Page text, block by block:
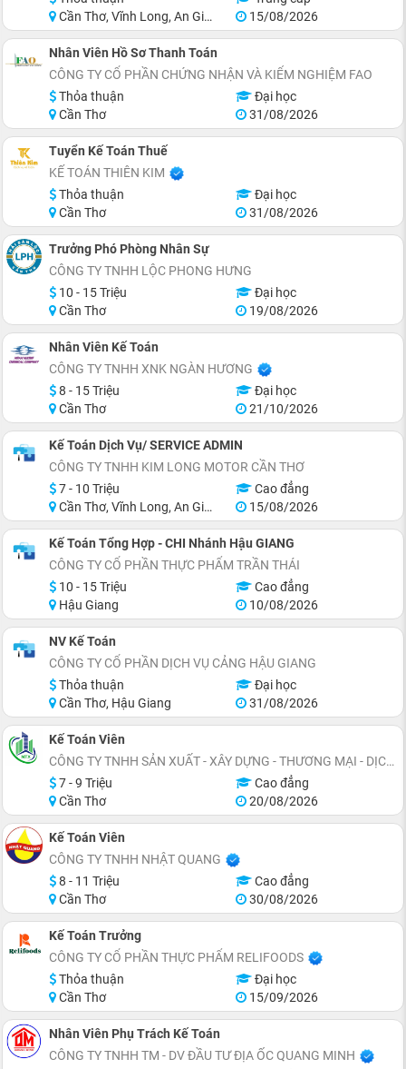
Cần Thơ, Vĩnh Long, An Giang, Kiên Giang, Đồng Tháp, Hậu Giang
15/08/2026
Nhân Viên Hồ Sơ Thanh Toán
CÔNG TY CỔ PHẦN CHỨNG NHẬN VÀ KIỂM NGHIỆM FAO
Thỏa thuận
Đại học
Cần Thơ
31/08/2026
Tuyển Kế Toán Thuế
KẾ TOÁN THIÊN KIM
Thỏa thuận
Đại học
Cần Thơ
31/08/2026
Trưởng Phó Phòng Nhân Sự
CÔNG TY TNHH LỘC PHONG HƯNG
10 - 15 Triệu
Đại học
Cần Thơ
19/08/2026
Nhân Viên Kế Toán
CÔNG TY TNHH XNK NGÀN HƯƠNG
8 - 15 Triệu
Đại học
Cần Thơ
21/10/2026
Kế Toán Dịch Vụ/ SERVICE ADMIN
CÔNG TY TNHH KIM LONG MOTOR CẦN THƠ
7 - 10 Triệu
Cao đẳng
Cần Thơ, Vĩnh Long, An Giang, Hậu Giang
15/08/2026
Kế Toán Tổng Hợp - CHI Nhánh Hậu GIANG
CÔNG TY CỔ PHẦN THỰC PHẨM TRẦN THÁI
10 - 15 Triệu
Cao đẳng
Hậu Giang
10/08/2026
NV Kế Toán
CÔNG TY CỔ PHẦN DỊCH VỤ CẢNG HẬU GIANG
Thỏa thuận
Đại học
Cần Thơ, Hậu Giang
31/08/2026
Kế Toán Viên
CÔNG TY TNHH SẢN XUẤT - XÂY DỰNG - THƯƠNG MẠI - DỊCH VỤ NỘI THẤT XANH
7 - 9 Triệu
Cao đẳng
Cần Thơ
20/08/2026
Kế Toán Viên
CÔNG TY TNHH NHẬT QUANG
8 - 11 Triệu
Cao đẳng
Cần Thơ
30/08/2026
Kế Toán Trưởng
CÔNG TY CỔ PHẦN THỰC PHẨM RELIFOODS
Thỏa thuận
Đại học
Cần Thơ
15/09/2026
Nhân Viên Phụ Trách Kế Toán
CÔNG TY TNHH TM - DV ĐẦU TƯ ĐỊA ỐC QUANG MINH